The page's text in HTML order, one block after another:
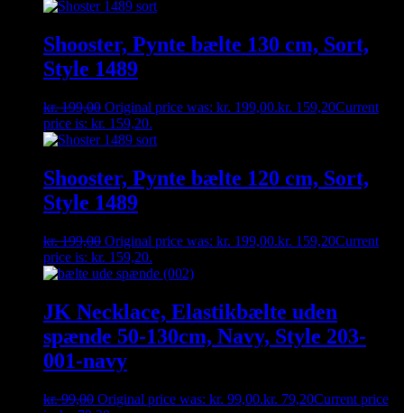
Shooster, Pynte bælte 130 cm, Sort,
Style 1489
kr.199,00 Original price was: kr. 199,00.kr. 159,20Current
price is: kr. 159,20.
Shooster, Pynte bælte 120 cm, Sort,
Style 1489
kr.199,00 Original price was: kr. 199,00.kr. 159,20Current
price is: kr. 159,20.
JK Necklace, Elastikbælte uden
spænde 50-130cm, Navy, Style 203-
001-navy
kr.99,00 Original price was: kr. 99,00.kr. 79,20Current price